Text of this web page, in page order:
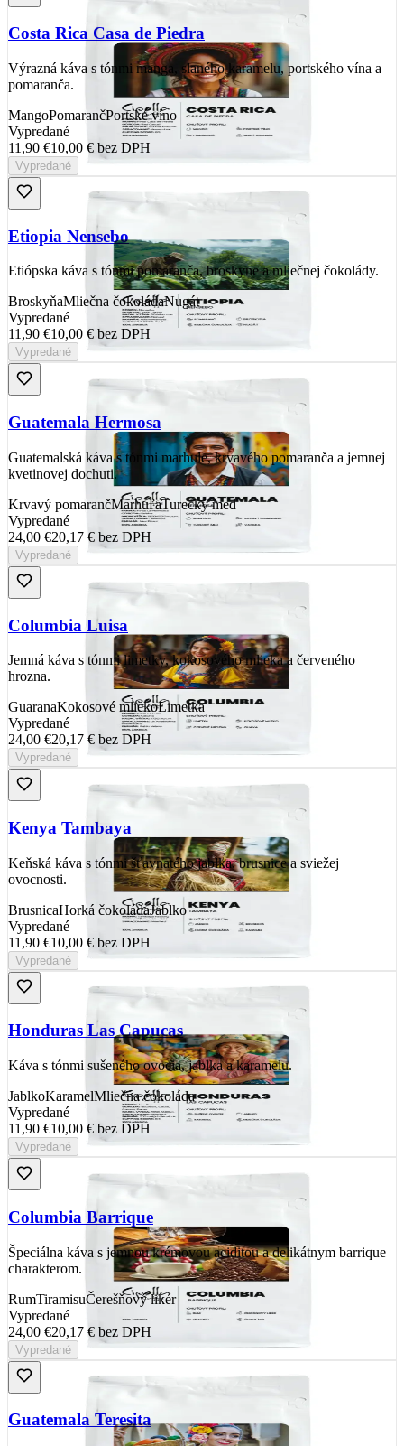
Costa Rica Casa de Piedra
Výrazná káva s tónmi manga, slaného karamelu, portského vína a
pomaranča.
MangoPomarančPortské víno
Vypredané
11,90 €10,00 € bez DPH
Vypredané
Etiopia Nensebo
Etiópska káva s tónmi pomaranča, broskyne a mliečnej čokolády.
BroskyňaMliečna čokoládaNugát
Vypredané
11,90 €10,00 € bez DPH
Vypredané
Guatemala Hermosa
Guatemalská káva s tónmi marhule, krvavého pomaranča a jemnej
kvetinovej dochuti.
Krvavý pomarančMarhuľaTurecký med
Vypredané
24,00 €20,17 € bez DPH
Vypredané
Columbia Luisa
Jemná káva s tónmi limetky, kokosového mlieka a červeného
hrozna.
GuaranaKokosové mliekoLimetka
Vypredané
24,00 €20,17 € bez DPH
Vypredané
Kenya Tambaya
Keňská káva s tónmi šťavnatého jablka, brusnice a sviežej
ovocnosti.
BrusnicaHorká čokoládaJablko
Vypredané
11,90 €10,00 € bez DPH
Vypredané
Honduras Las Capucas
Káva s tónmi sušeného ovocia, jablka a karamelu.
JablkoKaramelMliečna čokoláda
Vypredané
11,90 €10,00 € bez DPH
Vypredané
Columbia Barrique
Špeciálna káva s jemnou krémovou aciditou a delikátnym barrique
charakterom.
RumTiramisuČerešňový likér
Vypredané
24,00 €20,17 € bez DPH
Vypredané
Guatemala Teresita